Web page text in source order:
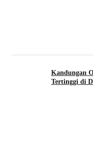
Kandungan
Tertinggi di